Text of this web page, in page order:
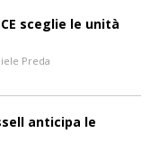
sceglie le unità
Preda
anticipa le